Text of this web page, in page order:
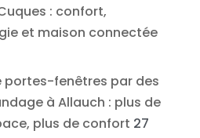
: confort,
et maison connectée
portes-fenêtres par des
à Allauch : plus de
plus de confort 27